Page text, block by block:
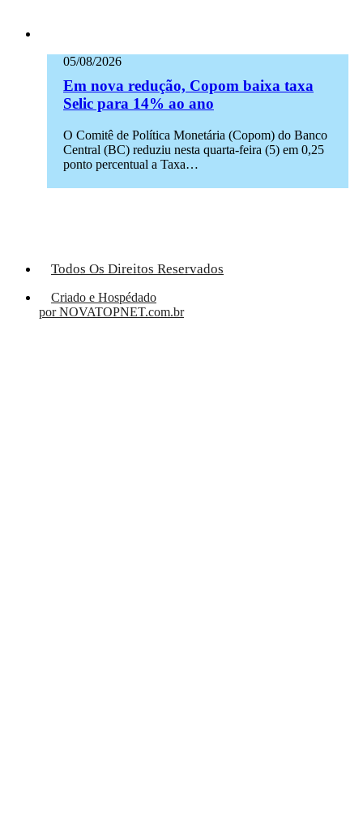
05/08/2026
Em nova redução, Copom baixa taxa
Selic para 14% ao ano
O Comitê de Política Monetária (Copom) do Banco
Central (BC) reduziu nesta quarta-feira (5) em 0,25
ponto percentual a Taxa…
Todos Os Direitos Reservados
Criado e Hospédado
por NOVATOPNET.com.br